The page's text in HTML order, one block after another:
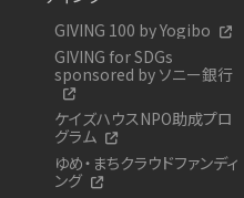
GIVING 100 by Yogibo
GIVING for SDGs
sponsored by ソニー銀行
ケイズハウスNPO助成プロ
グラム
ゆめ・まちクラウドファンディ
ング